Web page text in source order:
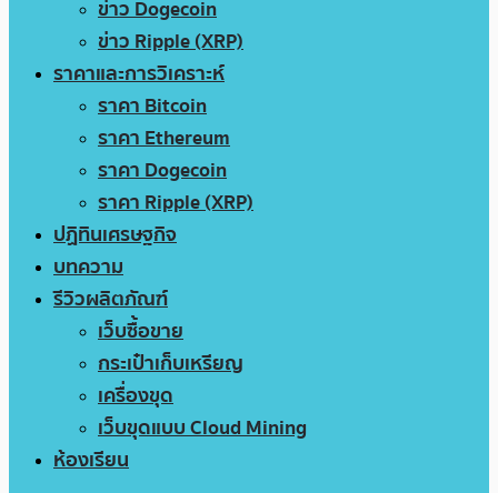
ข่าว Dogecoin
ข่าว Ripple (XRP)
ราคาและการวิเคราะห์
ราคา Bitcoin
ราคา Ethereum
ราคา Dogecoin
ราคา Ripple (XRP)
ปฏิทินเศรษฐกิจ
บทความ
รีวิวผลิตภัณฑ์
เว็บซื้อขาย
กระเป๋าเก็บเหรียญ
เครื่องขุด
เว็บขุดแบบ Cloud Mining
ห้องเรียน